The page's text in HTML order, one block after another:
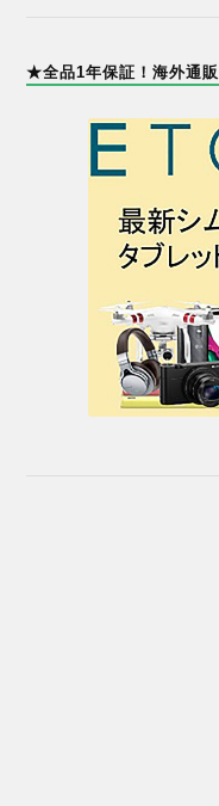
★全品1年保証！海外通販